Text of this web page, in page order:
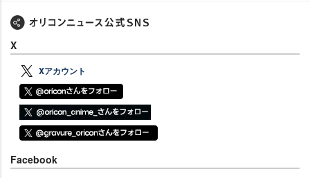
X
Xアカウント
Facebook